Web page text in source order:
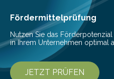
Cyberagentur organisiert
bis 16:00 Uhr, ein virtuelles
Forschungsprogramm
Fördermittelprüfung
Nutzen Sie das Förderpotenzial
in Ihrem Unternehmen optimal
JETZT PRÜFEN